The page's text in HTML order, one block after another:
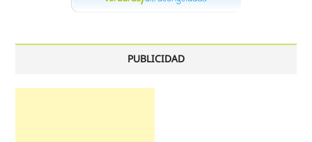
PUBLICIDAD